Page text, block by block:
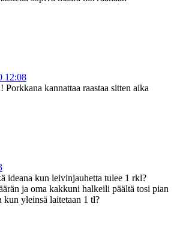
12:08
kannattaa raastaa sitten aika
ideana kun leivinjauhetta tulee 1 rkl?
ja oma kakkuni halkeili päältä tosi pian
kun yleinsä laitetaan 1 tl?